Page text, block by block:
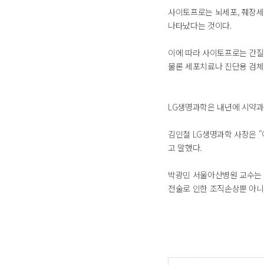
사이토프로는 뇌세포, 췌장
나타났다는 것이다.
이에 따라 사이토프로는 간
물론 세포치료나 진단용 검
LG생명과학은 내년에 시약
김인철 LG생명과학 사장은
고 말했다.
박광민 서울아산병원 교수
전술로 인한 조직손상뿐 아